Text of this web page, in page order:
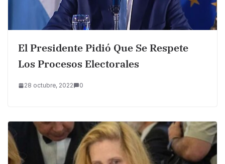
El Presidente Pidió Que Se Respete
Los Procesos Electorales
28 octubre, 2022 0